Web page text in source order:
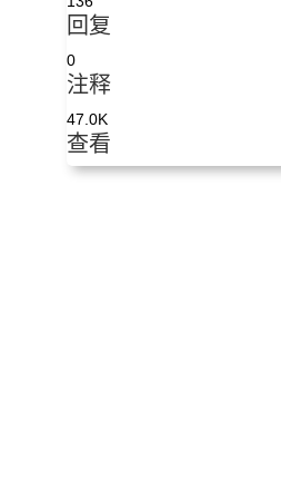
回复
0
注释
47.0K
查看